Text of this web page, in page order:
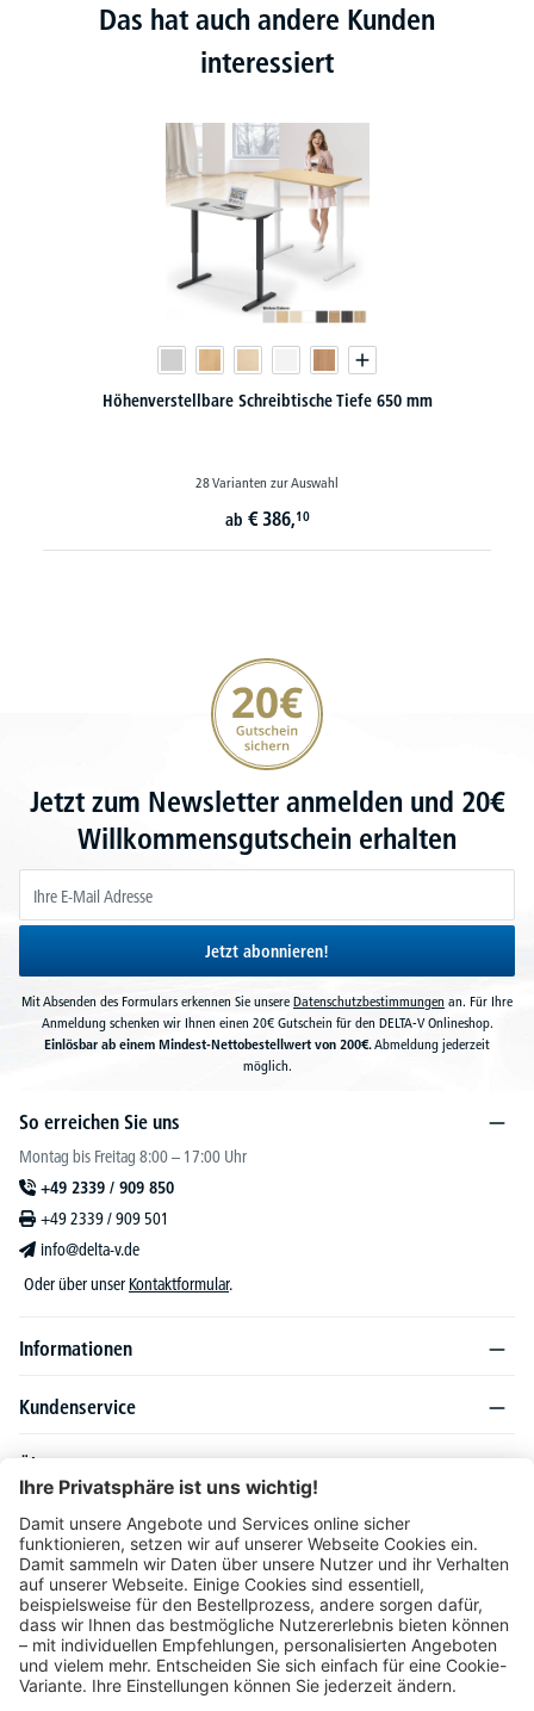
Das hat auch andere Kunden
interessiert
Höhenverstellbare Schreibtische Tiefe 650 mm
28 Varianten zur Auswahl
ab € 386,10
20€ Gutschein sichern
Jetzt zum Newsletter anmelden und 20€
Willkommensgutschein erhalten
Jetzt abonnieren!
Mit Absenden des Formulars erkennen Sie unsere Datenschutzbestimmungen an. Für Ihre
Anmeldung schenken wir Ihnen einen 20€ Gutschein für den DELTA-V Onlineshop.
Einlösbar ab einem Mindest-Nettobestellwert von 200€.Abmeldung jederzeit
möglich.
So erreichen Sie uns
Montag bis Freitag 8:00 – 17:00 Uhr
+49 2339 / 909 850
+49 2339 / 909 501
info@delta-v.de
Oder über unser Kontaktformular.
Informationen
Kundenservice
Über DELTA-V
Produktsortiment
Ratgeber
Folgen Sie uns auch auf